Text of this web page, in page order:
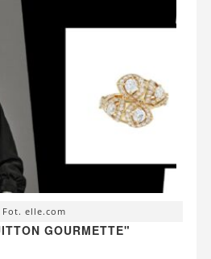
Fot. elle.com
GOURMETTE"